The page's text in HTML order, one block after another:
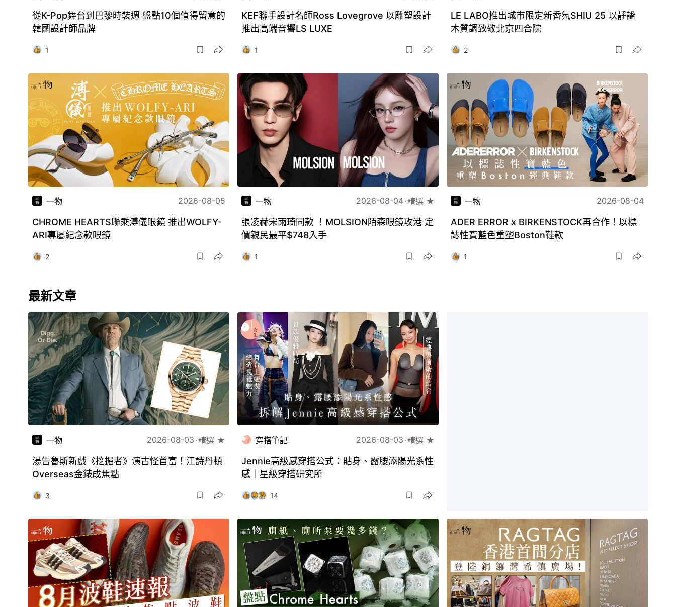
從K-Pop舞台到巴黎時裝週 盤點10個值得留意的
韓國設計師品牌
1
KEF聯手設計名師Ross Lovegrove 以雕塑設計
推出高端音響LS LUXE
1
LE LABO推出城市限定新香氛SHIU 25 以靜謐
木質調致敬北京四合院
2
一物 2026-08-05
CHROME HEARTS聯乘溥儀眼鏡 推出WOLFY-
ARI專屬紀念款眼鏡
2
一物 2026-08-04 精選 ★
張凌赫宋雨琦同款 ！MOLSION陌森眼鏡攻港 定
價親民最平$748入手
1
一物 2026-08-04
ADER ERROR x BIRKENSTOCK再合作！以標
誌性寶藍色重塑Boston鞋款
1
最新文章
一物 2026-08-03 精選 ★
湯告魯斯新戲《挖掘者》演古怪首富！江詩丹頓
Overseas金錶成焦點
3
穿搭筆記 2026-08-03 精選 ★
Jennie高級感穿搭公式：貼身、露腰添陽光系性
感｜星級穿搭研究所
14